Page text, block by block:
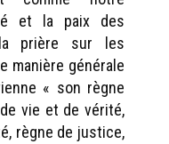
et la paix des
prière sur les
manière générale
« son règne
vie et de vérité,
règne de justice,